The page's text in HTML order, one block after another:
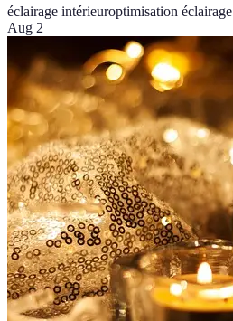
éclairage intérieuroptimisation éclairage
Aug 2